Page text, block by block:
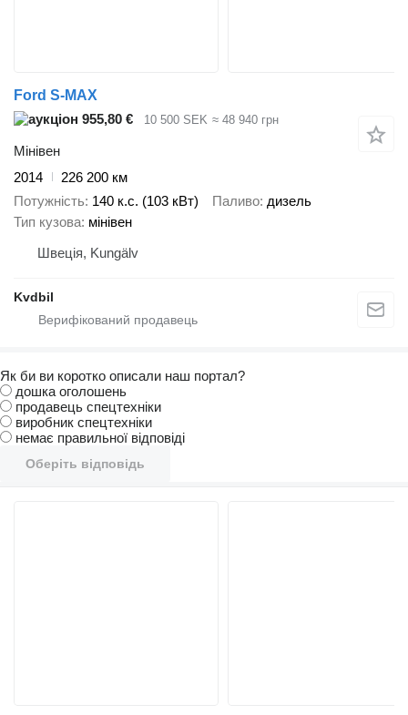
Ford S-MAX
955,80 €
10 500 SEK ≈ 48 940 грн
Мінівен
2014
226 200 км
Потужність 140 к.с. (103 кВт) Паливо дизель
Тип кузова мінівен
Швеція, Kungälv
Kvdbil
Як би ви коротко описали наш портал?
дошка оголошень
продавець спецтехніки
виробник спецтехніки
немає правильної відповіді
Оберіть відповідь